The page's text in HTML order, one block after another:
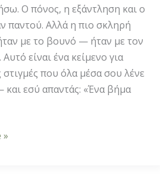
Ο πόνος, η εξάντληση και ο
παντού. Αλλά η πιο σκληρή
με το βουνό — ήταν με τον
είναι ένα κείμενο για
στιγμές που όλα μέσα σου λένε
και εσύ απαντάς: «Ένα βήμα
»